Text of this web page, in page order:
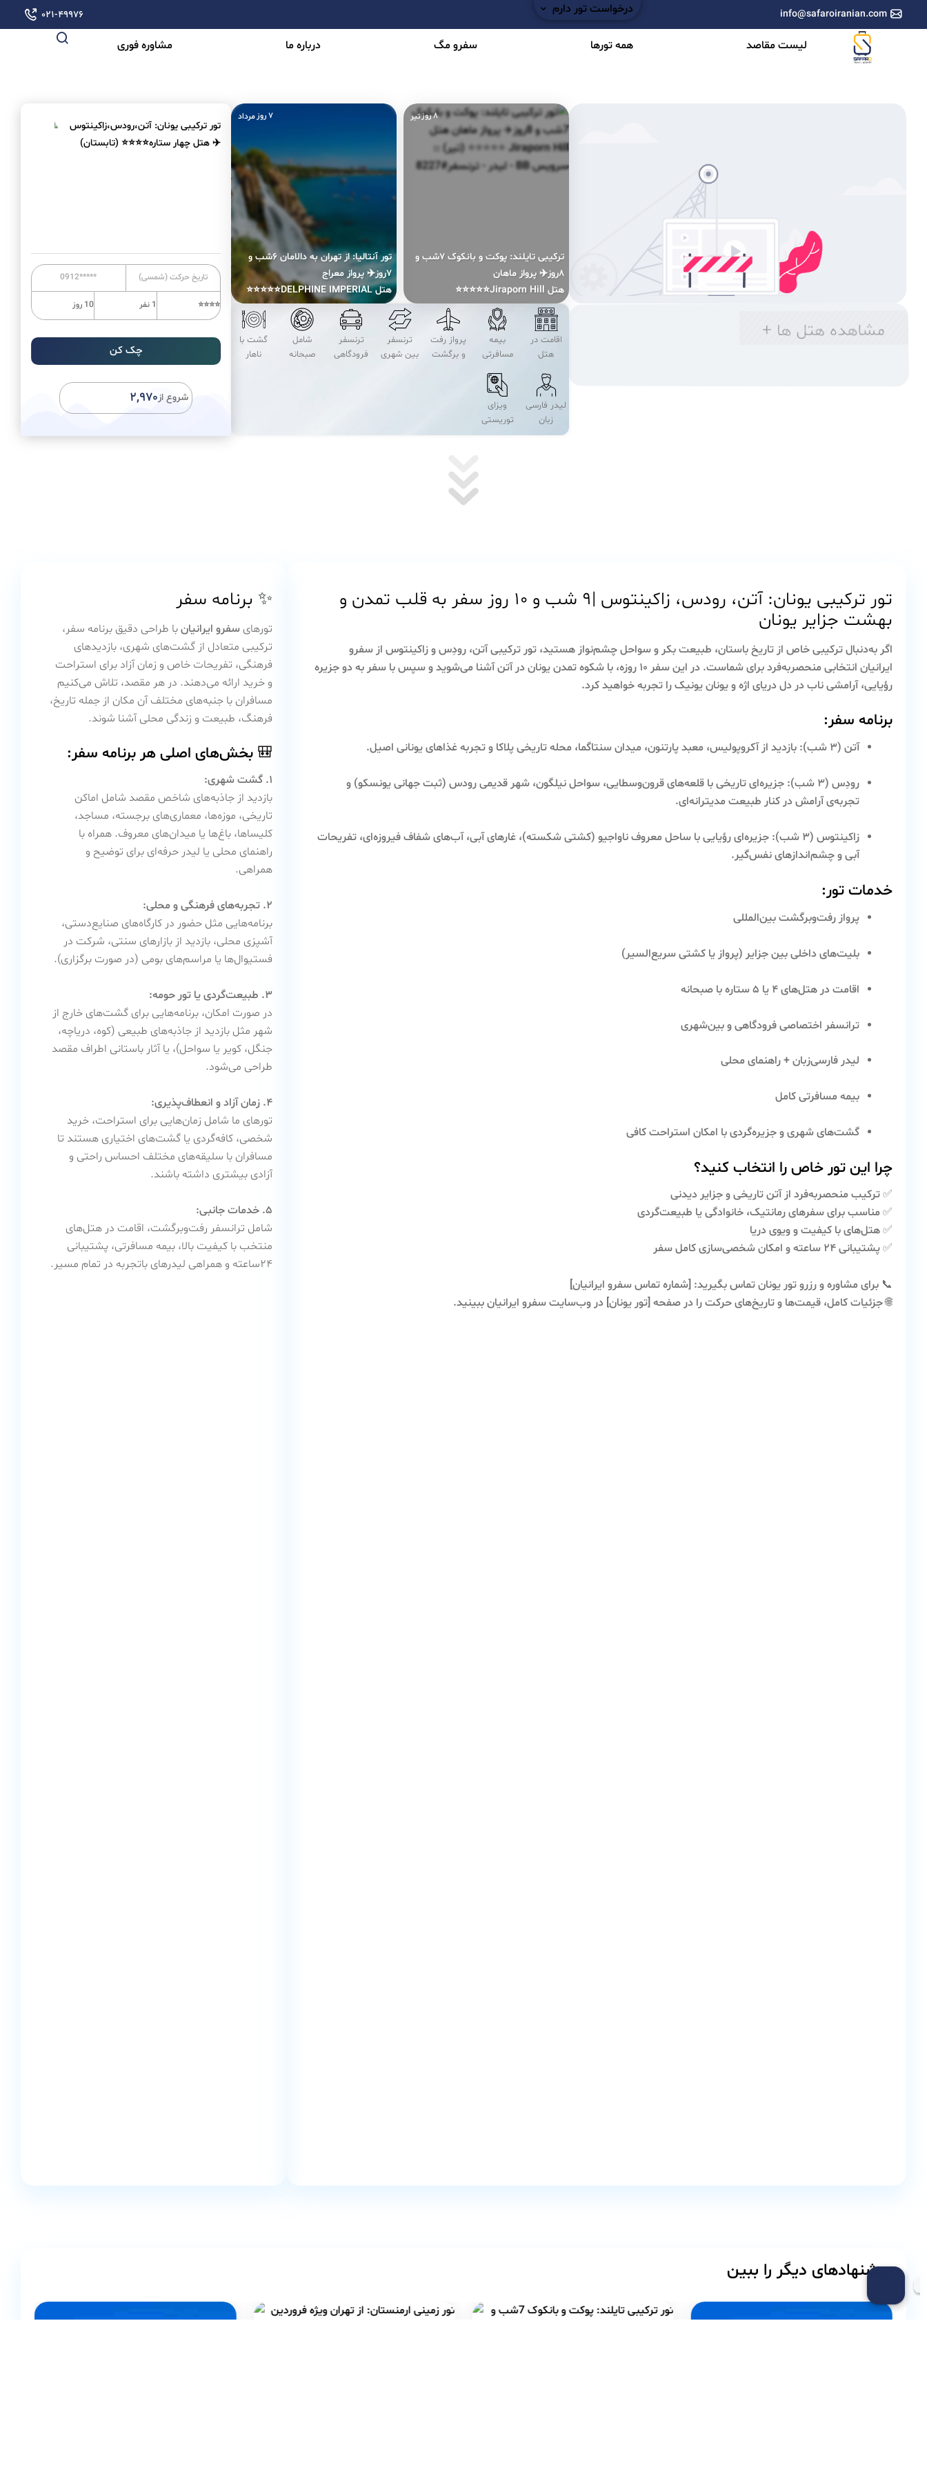
info@safaroiranian.com درخواست تور دارم ۰۲۱-۴۹۹۷۶
لیست مقاصد همه تورها سفرو مگ درباره ما مشاوره فوری
تیر ۸ روز
ترکیبی تایلند: پوکت و بانکوک ۷شب و
۸روز✈️ پرواز ماهان
هتل Jiraporn Hill⭐⭐⭐⭐⭐
مرداد ۷ روز
تور آنتالیا: از تهران به دالامان ۶شب و
۷روز✈️ پرواز معراج
هتل DELPHINE IMPERIAL⭐⭐⭐⭐⭐
مشاهده هتل ها +
اقامت در
هتل
بیمه
مسافرتی
پرواز رفت
و برگشت
ترنسفر
بین شهری
ترنسفر
فرودگاهی
شامل
صبحانه
گشت با
ناهار
لیدر فارسی
زبان
ویزای
توریستی
تور ترکیبی یونان: آتن،رودس،زاکینتوس
✈️ هتل چهار ستاره⭐⭐⭐⭐ (تابستان)
چک کن
شروع از۲,۹۷۰
تور ترکیبی یونان: آتن، رودس، زاکینتوس |۹ شب و ۱۰ روز سفر به قلب تمدن و
بهشت جزایر یونان
اگر به‌دنبال ترکیبی خاص از تاریخ باستان، طبیعت بکر و سواحل چشم‌نواز هستید، تور ترکیبی آتن، رودِس و زاکینتوس از سفرو
ایرانیان انتخابی منحصربه‌فرد برای شماست. در این سفر ۱۰ روزه، با شکوه تمدن یونان در آتن آشنا می‌شوید و سپس با سفر به دو جزیره
رؤیایی، آرامشی ناب در دل دریای اژه و یونان یونیک را تجربه خواهید کرد.
برنامه سفر:
آتن (۳ شب) : بازدید از آکروپولیس، معبد پارتنون، میدان سنتاگما، محله تاریخی پلاکا و تجربه غذاهای یونانی اصیل.
رودِس (۳ شب)
: جزیره‌ای تاریخی با قلعه‌های قرون‌وسطایی، سواحل نیلگون، شهر قدیمی رودس (ثبت جهانی یونسکو) و
تجربه‌ی آرامش در کنار طبیعت مدیترانه‌ای.
زاکینتوس (۳ شب)
: جزیره‌ای رؤیایی با ساحل معروف ناواجیو (کشتی شکسته)، غارهای آبی، آب‌های شفاف فیروزه‌ای، تفریحات
آبی و چشم‌اندازهای نفس‌گیر.
خدمات تور:
پرواز رفت‌وبرگشت بین‌المللی
بلیت‌های داخلی بین جزایر (پرواز یا کشتی سریع‌السیر)
اقامت در هتل‌های ۴ یا ۵ ستاره با صبحانه
ترانسفر اختصاصی فرودگاهی و بین‌شهری
لیدر فارسی‌زبان + راهنمای محلی
بیمه مسافرتی کامل
گشت‌های شهری و جزیره‌گردی با امکان استراحت کافی
چرا این تور خاص را انتخاب کنید؟
✅ ترکیب منحصر‌به‌فرد از آتن تاریخی و جزایر دیدنی
✅ مناسب برای سفرهای رمانتیک، خانوادگی یا طبیعت‌گردی
✅ هتل‌های با کیفیت و ویوی دریا
✅ پشتیبانی ۲۴ ساعته و امکان شخصی‌سازی کامل سفر
📞 برای مشاوره و رزرو تور یونان تماس بگیرید: [شماره تماس سفرو ایرانیان]
🌐جزئیات کامل، قیمت‌ها و تاریخ‌های حرکت را در صفحه [تور یونان] در وب‌سایت سفرو ایرانیان ببینید.
✨ برنامه سفر
تورهای سفرو ایرانیانبا طراحی دقیق برنامه سفر،
ترکیبی متعادل از گشت‌های شهری، بازدیدهای
فرهنگی، تفریحات خاص و زمان آزاد برای استراحت
و خرید ارائه می‌دهند. در هر مقصد، تلاش می‌کنیم
مسافران با جنبه‌های مختلف آن مکان از جمله تاریخ،
فرهنگ، طبیعت و زندگی محلی آشنا شوند.
🎒 بخش‌های اصلی هر برنامه سفر:
۱. گشت شهری:
بازدید از جاذبه‌های شاخص مقصد شامل اماکن
تاریخی، موزه‌ها، معماری‌های برجسته، مساجد،
کلیساها، باغ‌ها یا میدان‌های معروف. همراه با
راهنمای محلی یا لیدر حرفه‌ای برای توضیح و
همراهی.
۲. تجربه‌های فرهنگی و محلی:
برنامه‌هایی مثل حضور در کارگاه‌های صنایع‌دستی،
آشپزی محلی، بازدید از بازارهای سنتی، شرکت در
فستیوال‌ها یا مراسم‌های بومی (در صورت برگزاری).
۳. طبیعت‌گردی یا تور حومه:
در صورت امکان، برنامه‌هایی برای گشت‌های خارج از
شهر مثل بازدید از جاذبه‌های طبیعی (کوه، دریاچه،
جنگل، کویر یا سواحل)، یا آثار باستانی اطراف مقصد
طراحی می‌شود.
۴. زمان آزاد و انعطاف‌پذیری:
تورهای ما شامل زمان‌هایی برای استراحت، خرید
شخصی، کافه‌گردی یا گشت‌های اختیاری هستند تا
مسافران با سلیقه‌های مختلف احساس راحتی و
آزادی بیشتری داشته باشند.
۵. خدمات جانبی:
شامل ترانسفر رفت‌وبرگشت، اقامت در هتل‌های
منتخب با کیفیت بالا، بیمه مسافرتی، پشتیبانی
۲۴ساعته و همراهی لیدرهای باتجربه در تمام مسیر.
پیشنهادهای دیگر را ببین